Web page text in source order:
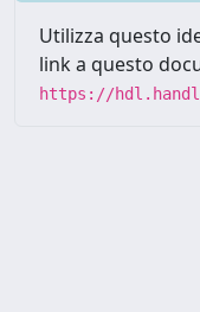
Utilizza questo
link a questo
https://